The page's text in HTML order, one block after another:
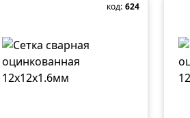
код: 624